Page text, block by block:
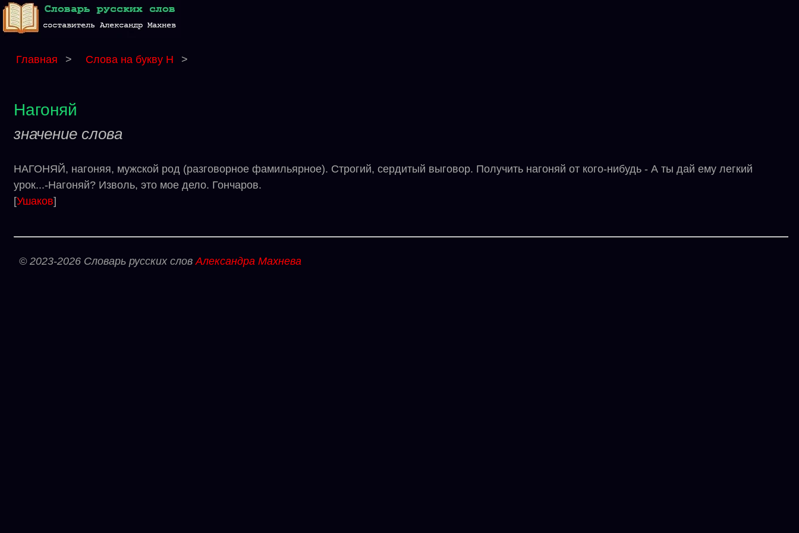
Главная > Слова на букву Н >
Нагоняй
значение слова
НАГОНЯЙ, нагоняя, мужской род (разговорное фамильярное). Строгий, сердитый выговор. Получить нагоняй от кого-нибудь - А ты дай ему легкий
урок...-Нагоняй? Изволь, это мое дело. Гончаров.
[Ушаков]
© 2023-2026 Словарь русских словАлександра Махнева